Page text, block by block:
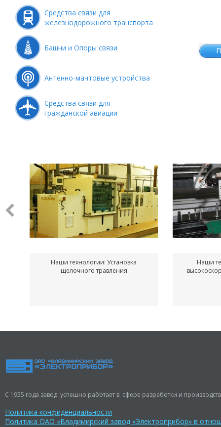
Средства связи для
железнодорожного транспорта
Башни и Опоры связи
Антенно-мачтовые устройства
Средства связи для
гражданской авиации
Наши технологии: Установка
щелочного травления
Наши
С 1955 года завод успешно работает в сфере разработки и
Политика конфиденциальности
Политика ОАО «Владимирский завод «Электроприбор» в